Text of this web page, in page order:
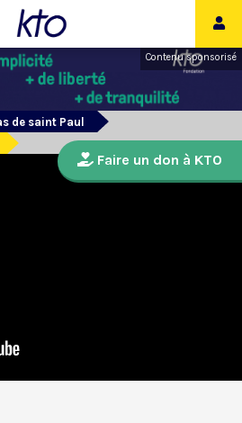
Contenu sponsorisé
de saint Paul
Faire un don à KTO